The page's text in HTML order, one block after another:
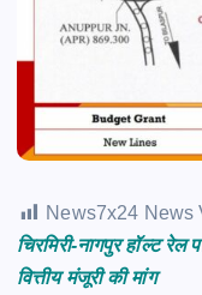
News7x24 News
चिरमिरी-नागपुर हॉल्ट
वित्तीय मंजूरी की मांग